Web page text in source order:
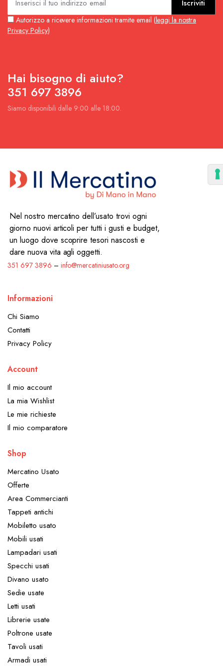
Iscriviti
Autorizzo a ricevere informazioni tramite email (leggi la nostra
Privacy Policy)
Hai bisogno di aiuto?
351 697 3896
Siamo disponibili dalle 9:00 alle 18:00.
Nel nostro mercatino dell’usato trovi ogni
giorno nuovi articoli per tutti i gusti e budget,
un luogo dove scoprire tesori nascosti e
dare nuova vita agli oggetti.
351 697 3896 – info@mercatiniusato.org
Informazioni
Chi Siamo
Contatti
Privacy Policy
Account
Il mio account
La mia Wishlist
Le mie richieste
Il mio comparatore
Shop
Mercatino Usato
Offerte
Area Commercianti
Tappeti antichi
Mobiletto usato
Mobili usati
Lampadari usati
Specchi usati
Divano usato
Sedie usate
Letti usati
Librerie usate
Poltrone usate
Tavoli usati
Armadi usati